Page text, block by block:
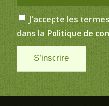
J'accepte les
dans la Politique de